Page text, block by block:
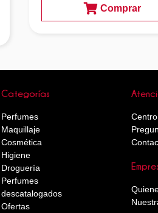
Comprar
Categorías
Perfumes
Maquillaje
Cosmética
Higiene
Droguería
Perfumes
descatalogados
Ofertas